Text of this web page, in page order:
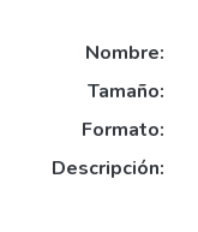
Nombre:
Tamaño:
Formato:
Descripción: